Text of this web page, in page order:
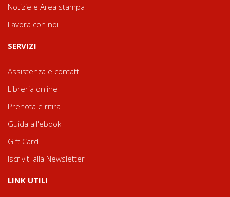
Notizie e Area stampa
Lavora con noi
SERVIZI
Assistenza e contatti
Libreria online
Prenota e ritira
Guida all'ebook
Gift Card
Iscriviti alla Newsletter
LINK UTILI